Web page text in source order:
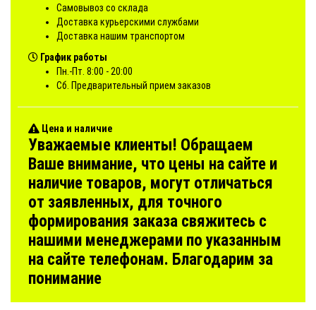
Самовывоз со склада
Доставка курьерскими службами
Доставка нашим транспортом
График работы
Пн.-Пт. 8:00 - 20:00
Сб. Предварительный прием заказов
Цена и наличие
Уважаемые клиенты! Обращаем
Ваше внимание, что цены на сайте и
наличие товаров, могут отличаться
от заявленных, для точного
формирования заказа свяжитесь с
нашими менеджерами по указанным
на сайте телефонам. Благодарим за
понимание